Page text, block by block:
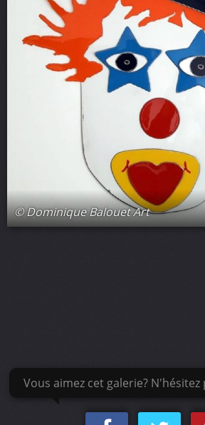
© Dominique Balouet Art
Vous aimez cet galerie?